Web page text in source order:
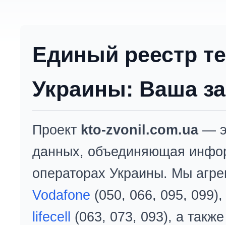
Единый реестр
Украины: Ваша
Проект kto-zvonil.com.ua—
данных, объединяющая
операторах Украины. Мы
Vodafone (050, 066, 095, 099),
lifecell
(063, 073, 093), а